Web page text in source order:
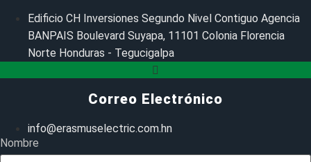
Edificio CH Inversiones Segundo Nivel Contiguo Agencia
BANPAIS Boulevard Suyapa, 11101 Colonia Florencia
Norte Honduras - Tegucigalpa
Correo Electrónico
info@erasmuselectric.com.hn
Nombre